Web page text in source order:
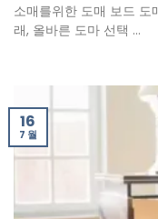
소매를위한 도매 보드 도
래, 올바른 도마 선택 ...
16
7 월